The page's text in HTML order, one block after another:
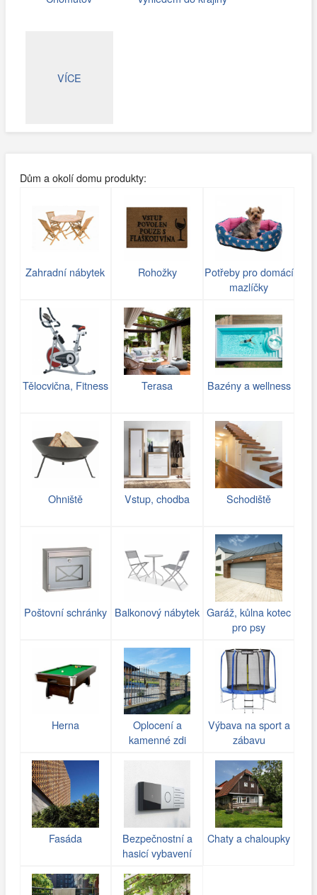
VÍCE
Dům a okolí domu produkty:
Zahradní nábytek Rohožky
Potřeby pro domácí
mazlíčky
Tělocvična, Fitness Terasa Bazény a wellness
Ohniště Vstup, chodba Schodiště
Poštovní schránky Balkonový nábytek Garáž, kůlna kotec
pro psy
Herna
Oplocení a
kamenné zdi
Výbava na sport a
zábavu
Fasáda
Bezpečnostní a
hasicí vybavení
Chaty a chaloupky